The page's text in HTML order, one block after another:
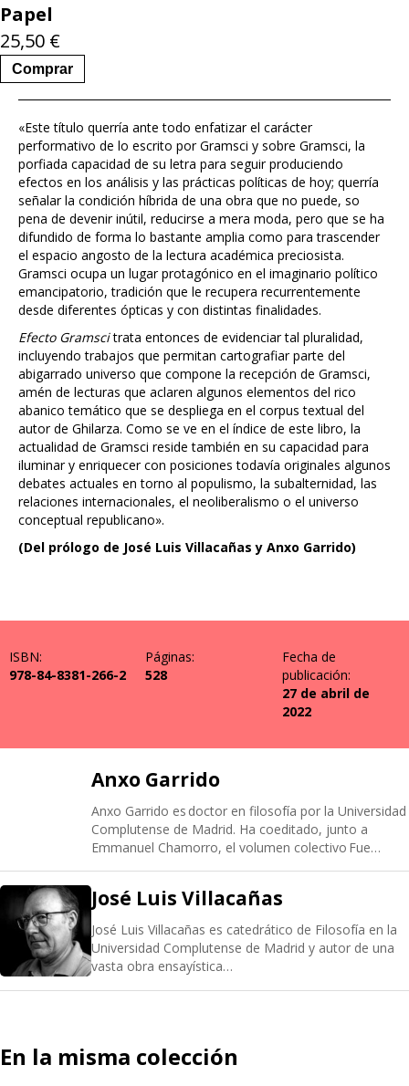
Papel
25,50 €
Comprar
«Este título querría ante todo enfatizar el carácter
performativo de lo escrito por Gramsci y sobre Gramsci, la
porfiada capacidad de su letra para seguir produciendo
efectos en los análisis y las prácticas políticas de hoy; querría
señalar la condición híbrida de una obra que no puede, so
pena de devenir inútil, reducirse a mera moda, pero que se ha
difundido de forma lo bastante amplia como para trascender
el espacio angosto de la lectura académica preciosista.
Gramsci ocupa un lugar protagónico en el imaginario político
emancipatorio, tradición que le recupera recurrentemente
desde diferentes ópticas y con distintas finalidades.
Efecto Gramscitrata entonces de evidenciar tal pluralidad,
incluyendo trabajos que permitan cartografiar parte del
abigarrado universo que compone la recepción de Gramsci,
amén de lecturas que aclaren algunos elementos del rico
abanico temático que se despliega en el corpus textual del
autor de Ghilarza. Como se ve en el índice de este libro, la
actualidad de Gramsci reside también en su capacidad para
iluminar y enriquecer con posiciones todavía originales algunos
debates actuales en torno al populismo, la subalternidad, las
relaciones internacionales, el neoliberalismo o el universo
conceptual republicano».
(Del prólogo de José Luis Villacañas y Anxo Garrido)
ISBN:
978-84-8381-266-2
Páginas:
528
Fecha de
publicación:
27 de abril de
2022
Anxo Garrido
Anxo Garrido es doctor en filosofía por la Universidad
Complutense de Madrid. Ha coeditado, junto a
Emmanuel Chamorro, el volumen colectivo Fue…
José Luis Villacañas
José Luis Villacañas es catedrático de Filosofía en la
Universidad Complutense de Madrid y autor de una
vasta obra ensayística…
En la misma colección